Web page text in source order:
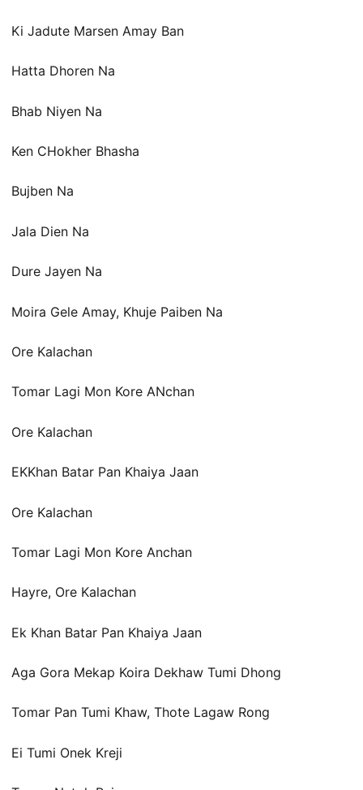
Ki Jadute Marsen Amay Ban
Hatta Dhoren Na
Bhab Niyen Na
Ken CHokher Bhasha
Bujben Na
Jala Dien Na
Dure Jayen Na
Moira Gele Amay, Khuje Paiben Na
Ore Kalachan
Tomar Lagi Mon Kore ANchan
Ore Kalachan
EKKhan Batar Pan Khaiya Jaan
Ore Kalachan
Tomar Lagi Mon Kore Anchan
Hayre, Ore Kalachan
Ek Khan Batar Pan Khaiya Jaan
Aga Gora Mekap Koira Dekhaw Tumi Dhong
Tomar Pan Tumi Khaw, Thote Lagaw Rong
Ei Tumi Onek Kreji